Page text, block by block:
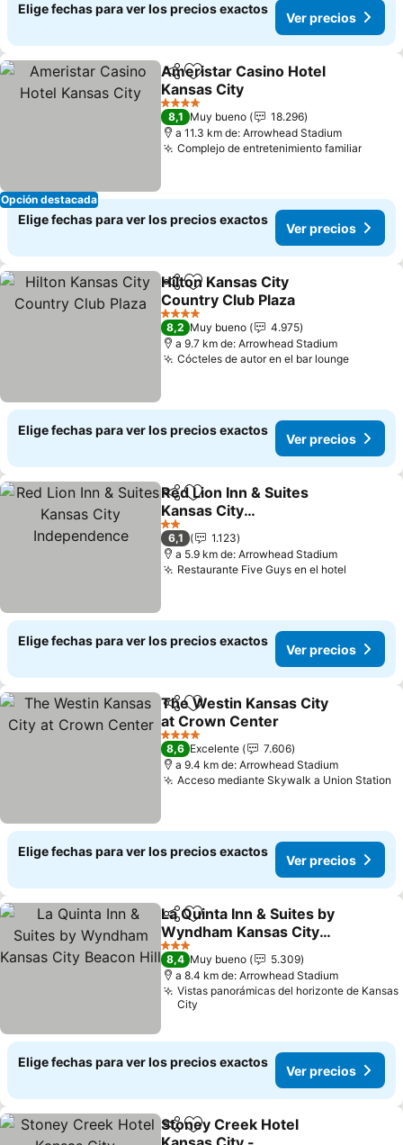
Elige fechas para ver los precios exactos
Ver precios
Opción destacada
CompartirAgregar a favoritos
Ameristar Casino Hotel
Kansas City
Ver precios
4 Estrellas
8,1 Muy bueno
18.296
a 11.3 km de: Arrowhead Stadium
Complejo de entretenimiento familiarVer
Elige fechas para ver los precios exactos
Ver precios
CompartirAgregar a favoritos
Hilton Kansas City
Country Club Plaza
Ver precios
4 Estrellas
8,2 Muy bueno
4.975
a 9.7 km de: Arrowhead Stadium
Cócteles de autor en el bar loungeVer
Elige fechas para ver los precios exactos
Ver precios
CompartirAgregar a favoritos
Red Lion Inn & Suites
Kansas City
Independence
Ver precios
2 Estrellas
6,1
1.123
a 5.9 km de: Arrowhead Stadium
Restaurante Five Guys en el hotel
Elige fechas para ver los precios exactos
Ver precios
Compartir
Agregar a favoritos
The Westin Kansas City
at Crown Center
Ver precios
4 Estrellas
8,6 Excelente
7.606
a 9.4 km de: Arrowhead Stadium
Acceso mediante Skywalk a Union Station
Elige fechas para ver los precios exactos
Ver precios
CompartirAgregar a favoritos
La Quinta Inn & Suites by
Wyndham Kansas City
Beacon Hill
Ver precios
3 Estrellas
8,4 Muy bueno
5.309
a 8.4 km de: Arrowhead Stadium
Vistas panorámicas del horizonte de Kansas
City
Elige fechas para ver los precios exactos
Ver precios
CompartirAgregar a favoritos
Stoney Creek Hotel